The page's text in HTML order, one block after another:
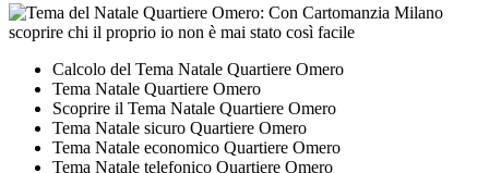
Calcolo del Tema Natale Quartiere Omero
Tema Natale Quartiere Omero
Scoprire il Tema Natale Quartiere Omero
Tema Natale sicuro Quartiere Omero
Tema Natale economico Quartiere Omero
Tema Natale telefonico Quartiere Omero